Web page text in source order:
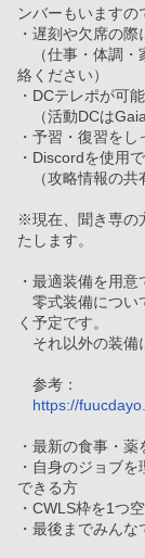
ンバーもいますの
・遅刻や欠席の
（仕事・体調・
絡ください）
・DCテレポが可
（活動DCはGaia
・予習・復習を
・Discordを使用
（攻略情報の共
※現在、聞き専の
たします。
・最適装備を用意
零式装備につい
く予定です。
それ以外の装備
参考：
https://
・最新の食事・
・自身のジョブ
できる方
・CWLS枠を1つ
・最後までみん